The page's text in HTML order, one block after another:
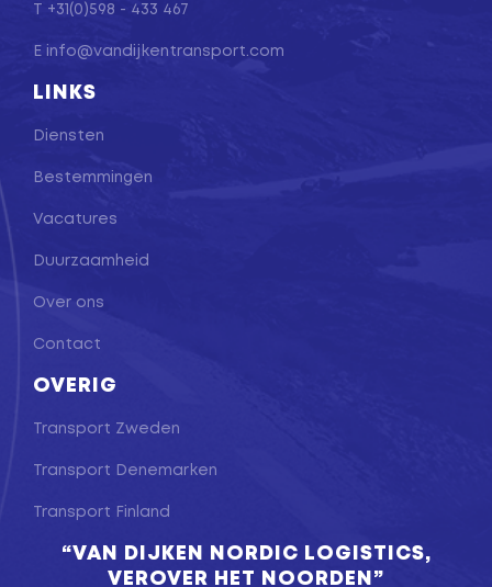
+31(0)598 - 433 467
E info@vandijkentransport.com
LINKS
Diensten
Bestemmingen
Vacatures
Duurzaamheid
Over ons
Contact
OVERIG
Transport Zweden
Transport Denemarken
Transport Finland
“VAN DIJKEN NORDIC LOGISTICS,
VEROVER HET NOORDEN”